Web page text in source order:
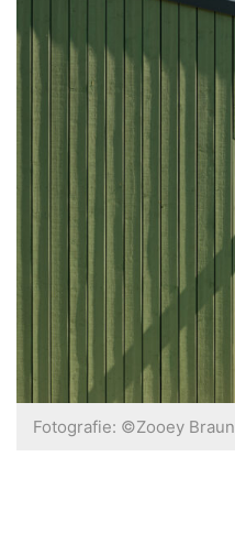
Fotografie: ©Zooey Braun